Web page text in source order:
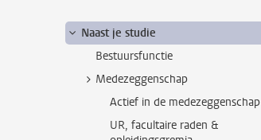
Naast je studie
Bestuursfunctie
Medezeggenschap
Actief in de medezeggenschap
UR, facultaire raden &